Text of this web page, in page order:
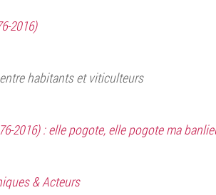
2016)
habitants et viticulteurs
2016) : elle pogote, elle pogote ma
& Acteurs